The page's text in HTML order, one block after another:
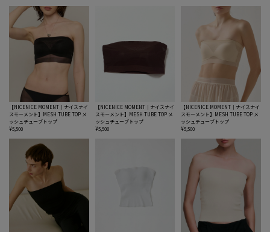
【NICENICE MOMENT｜ナイスナイ
スモーメント】MESH TUBE TOP メ
ッシュチューブトップ
¥5,500
【NICENICE MOMENT｜ナイスナイ
スモーメント】MESH TUBE TOP メ
ッシュチューブトップ
¥5,500
【NICENICE MOMENT｜ナイスナイ
スモーメント】MESH TUBE TOP メ
ッシュチューブトップ
¥5,500